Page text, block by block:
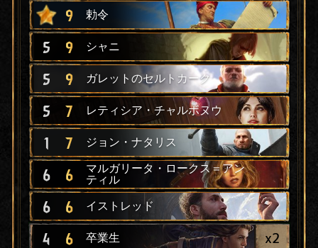
9 勅令
5 9 シャニ
5 9 ガレットのセルトカーク
5 7 レティシア・チャルボヌウ
1 7 ジョン・ナタリス
6 6
マルガリータ・ロークス＝アン
ティル
6 6 イストレッド
4 6 卒業生 x2